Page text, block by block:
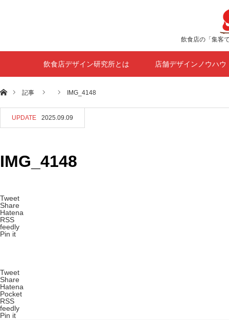
飲食店の「集客
飲食店デザイン研究所とは 店舗デザインノウハウ
ホーム記事 IMG_4148
UPDATE 2025.09.09
IMG_4148
Tweet
Share
Hatena
RSS
feedly
Pin it
Tweet
Share
Hatena
Pocket
RSS
feedly
Pin it